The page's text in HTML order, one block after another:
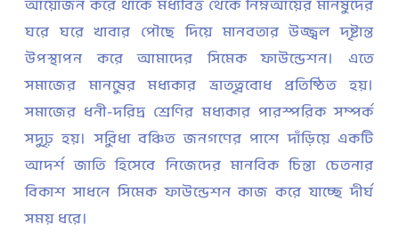
আয়োজন করে থাকে মধ্যবিত্ত থেকে নিম্নআয়ের মানুষদের
ঘরে ঘরে খাবার পৌছে দিয়ে মানবতার উজ্জ্বল দৃষ্টান্ত
উপস্থাপন করে আমাদের সিমেক ফাউন্ডেশন। এতে
সমাজের মানুষের মধ্যকার ভ্রাতৃত্ববোধ প্রতিষ্ঠিত হয়।
সমাজের ধনী-দরিদ্র শ্রেণির মধ্যকার পারস্পরিক সম্পর্ক
সুদৃঢ় হয়। সুবিধা বঞ্চিত জনগণের পাশে দাঁড়িয়ে একটি
আদর্শ জাতি হিসেবে নিজেদের মানবিক চিন্তা চেতনার
বিকাশ সাধনে সিমেক ফাউন্ডেশন কাজ করে যাচ্ছে দীর্ঘ
সময় ধরে।